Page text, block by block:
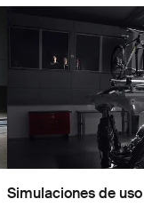
Simulaciones de